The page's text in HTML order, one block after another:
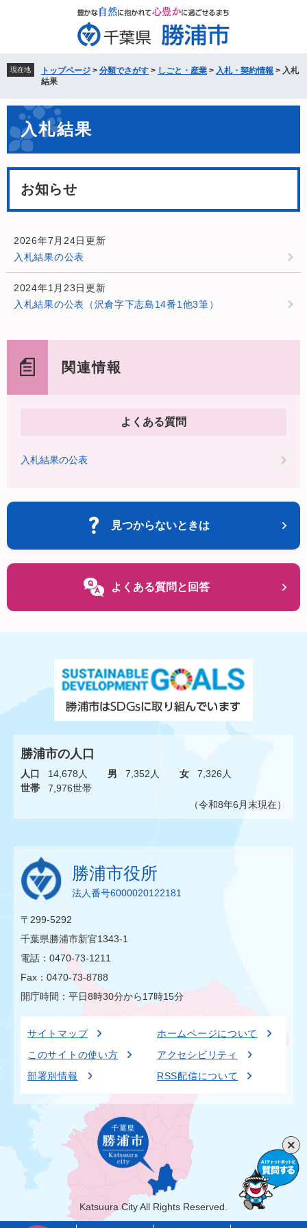
先
頭
す。
を
飛
し
文
へ
現在地 トップページ > 分類でさがす > しごと・産業 > 入札・契約情報 > 入札
結果
文 入札結果
お知らせ
2026年7月24日更新
入札結果の公表
2024年1月23日更新
入札結果の公表（沢倉字下志島14番1他3筆）
関連情報
よくある質問
入札結果の公表
見つからないときは
よくある質問と回答
勝浦市の人口
人口 14,678人 男 7,352人 女
7,326人
世帯
7,976世帯
（令和8年6月末現在）
勝浦市役所
法人番号6000020122181
〒299-5292
千葉県勝浦市新官1343-1
電話：0470-73-1211
Fax：0470-73-8788
開庁時間：平日8時30分から17時15分
サイトマップ
ホームページについて
このサイトの使い方
アクセシビリティ
部署別情報
RSS配信について
Katsuura City All Rights Reserved.